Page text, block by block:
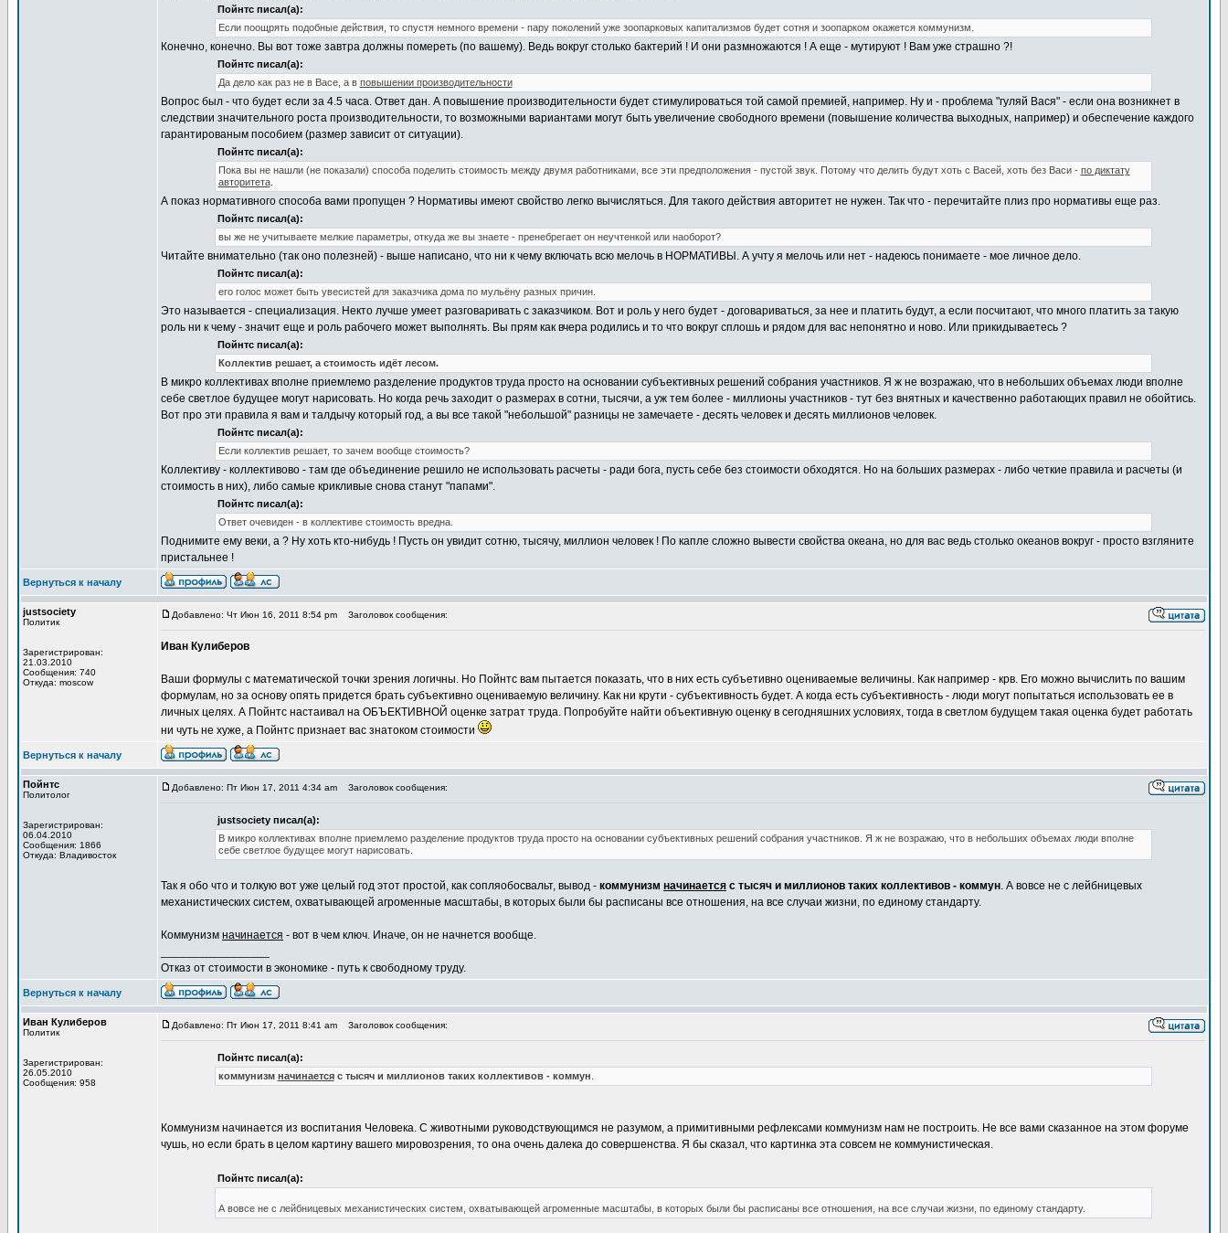
Пойнтс писал(а):
Если поощрять подобные действия, то спустя немного времени - пару поколений уже зоопарковых капитализмов будет сотня и зоопарком окажется коммунизм.
Конечно, конечно. Вы вот тоже завтра должны помереть (по вашему). Ведь вокруг столько бактерий ! И они размножаются ! А еще - мутируют ! Вам уже страшно ?!
Пойнтс писал(а):
Да дело как раз не в Васе, а в повышении производительности
Вопрос был - что будет если за 4.5 часа. Ответ дан. А повышение производительности будет стимулироваться той самой премией, например. Ну и - проблема "гуляй Вася" - если она возникнет в
следствии значительного роста производительности, то возможными вариантами могут быть увеличение свободного времени (повышение количества выходных, например) и обеспечение каждого
гарантированым пособием (размер зависит от ситуации).
Пойнтс писал(а):
Пока вы не нашли (не показали) способа поделить стоимость между двумя работниками, все эти предположения - пустой звук. Потому что делить будут хоть с Васей, хоть без Васи - по диктату
авторитета.
А показ нормативного способа вами пропущен ? Нормативы имеют свойство легко вычисляться. Для такого действия авторитет не нужен. Так что - перечитайте плиз про нормативы еще раз.
Пойнтс писал(а):
вы же не учитываете мелкие параметры, откуда же вы знаете - пренебрегает он неучтенкой или наоборот?
Читайте внимательно (так оно полезней) - выше написано, что ни к чему включать всю мелочь в НОРМАТИВЫ. А учту я мелочь или нет - надеюсь понимаете - мое личное дело.
Пойнтс писал(а):
его голос может быть увесистей для заказчика дома по мульёну разных причин.
Это называется - специализация. Некто лучше умеет разговаривать с заказчиком. Вот и роль у него будет - договариваться, за нее и платить будут, а если посчитают, что много платить за такую
роль ни к чему - значит еще и роль рабочего может выполнять. Вы прям как вчера родились и то что вокруг сплошь и рядом для вас непонятно и ново. Или прикидываетесь ?
Пойнтс писал(а):
Коллектив решает, а стоимость идёт лесом.
В микро коллективах вполне приемлемо разделение продуктов труда просто на основании субъективных решений собрания участников. Я ж не возражаю, что в небольших объемах люди вполне
себе светлое будущее могут нарисовать. Но когда речь заходит о размерах в сотни, тысячи, а уж тем более - миллионы участников - тут без внятных и качественно работающих правил не обойтись.
Вот про эти правила я вам и талдычу который год, а вы все такой "небольшой" разницы не замечаете - десять человек и десять миллионов человек.
Пойнтс писал(а):
Если коллектив решает, то зачем вообще стоимость?
Коллективу - коллективово - там где объединение решило не использовать расчеты - ради бога, пусть себе без стоимости обходятся. Но на больших размерах - либо четкие правила и расчеты (и
стоимость в них), либо самые крикливые снова станут "папами".
Пойнтс писал(а):
Ответ очевиден - в коллективе стоимость вредна.
Поднимите ему веки, а ? Ну хоть кто-нибудь ! Пусть он увидит сотню, тысячу, миллион человек ! По капле сложно вывести свойства океана, но для вас ведь столько океанов вокруг - просто взгляните
пристальнее !
Вернуться к началу
justsociety
Политик
Зарегистрирован:
21.03.2010
Сообщения: 740
Откуда: moscow
Добавлено: Чт Июн 16, 2011 8:54 pm Заголовок сообщения:
Иван Кулиберов
Ваши формулы с математической точки зрения логичны. Но Пойнтс вам пытается показать, что в них есть субъетивно оцениваемые величины. Как например - крв. Его можно вычислить по вашим
формулам, но за основу опять придется брать субъективно оцениваемую величину. Как ни крути - субъективность будет. А когда есть субъективность - люди могут попытаться использовать ее в
личных целях. А Пойнтс настаивал на ОБЪЕКТИВНОЙ оценке затрат труда. Попробуйте найти объективную оценку в сегодняшних условиях, тогда в светлом будущем такая оценка будет работать
ни чуть не хуже, а Пойнтс признает вас знатоком стоимости
Вернуться к началу
Пойнтс
Политолог
Зарегистрирован:
06.04.2010
Сообщения: 1866
Откуда: Владивосток
Добавлено: Пт Июн 17, 2011 4:34 am Заголовок сообщения:
justsociety писал(а):
В микро коллективах вполне приемлемо разделение продуктов труда просто на основании субъективных решений собрания участников. Я ж не возражаю, что в небольших объемах люди вполне
себе светлое будущее могут нарисовать.
Так я обо что и толкую вот уже целый год этот простой, как сопляобосвальт, вывод - коммунизм начинается с тысяч и миллионов таких коллективов - коммун. А вовсе не с лейбницевых
механистических систем, охватывающей агроменные масштабы, в которых были бы расписаны все отношения, на все случаи жизни, по единому стандарту.
Коммунизм начинается - вот в чем ключ. Иначе, он не начнется вообще.
Отказ от стоимости в экономике - путь к свободному труду.
Вернуться к началу
Иван Кулиберов
Политик
Зарегистрирован:
26.05.2010
Сообщения: 958
Добавлено: Пт Июн 17, 2011 8:41 am Заголовок сообщения:
Пойнтс писал(а):
коммунизм начинаетсяс тысяч и миллионов таких коллективов - коммун
Коммунизм начинается из воспитания Человека. С животными руководствующимся не разумом, а примитивными рефлексами коммунизм нам не построить. Не все вами сказанное на этом форуме
чушь, но если брать в целом картину вашего мировозрения, то она очень далека до совершенства. Я бы сказал, что картинка эта совсем не коммунистическая.
Пойнтс писал(а):
А вовсе не с лейбницевых механистических систем, охватывающей агроменные масштабы, в которых были бы расписаны все отношения, на все случаи жизни, по единому стандарту.